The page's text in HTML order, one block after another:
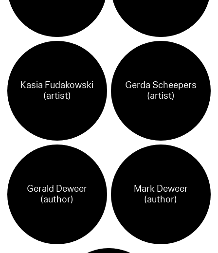
Kasia Fudakowski
(artist)
Gerda Scheepers
(artist)
Gerald Deweer
(author)
Mark Deweer
(author)